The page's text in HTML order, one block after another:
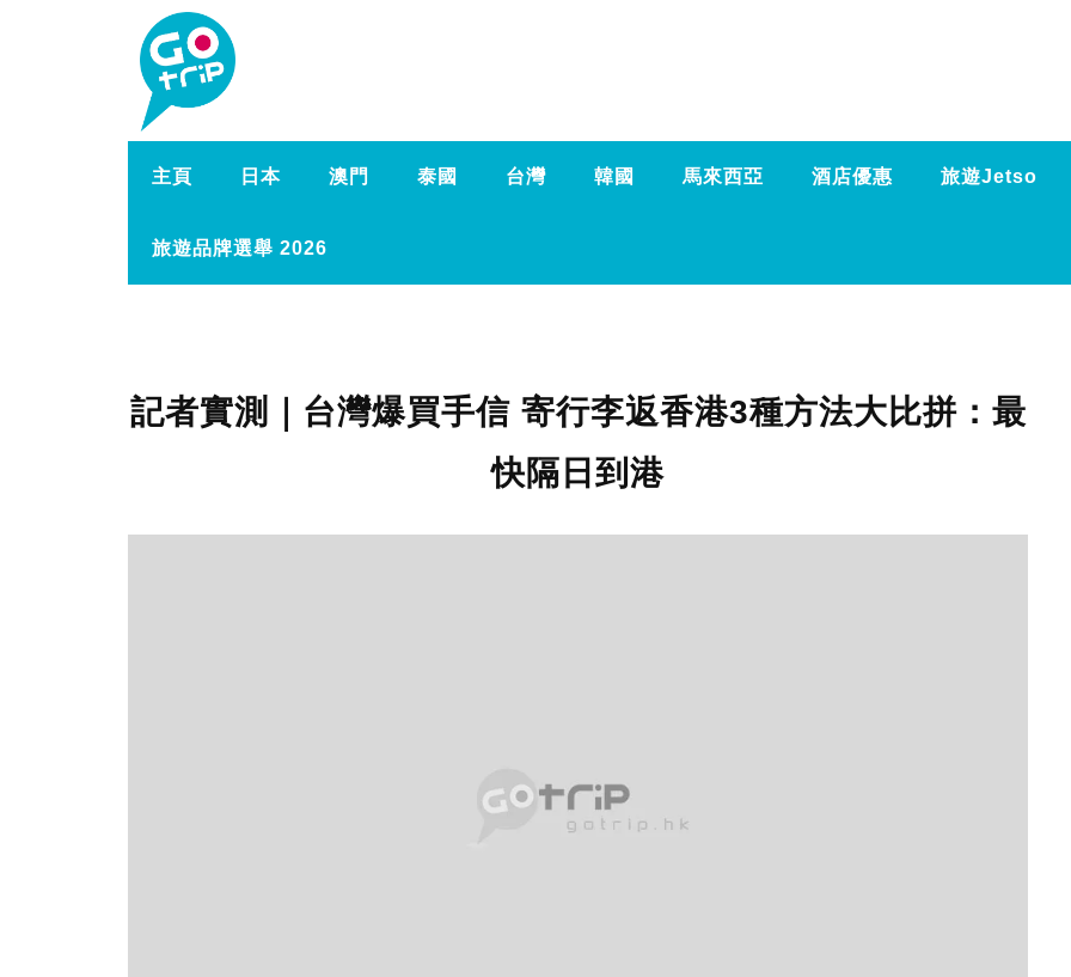
主頁 日本 澳門 泰國 台灣 韓國 馬來西亞 酒店優惠 旅遊Jetso
旅遊品牌選舉 2026
記者實測｜台灣爆買手信 寄行李返香港3種方法大比拼：最
快隔日到港